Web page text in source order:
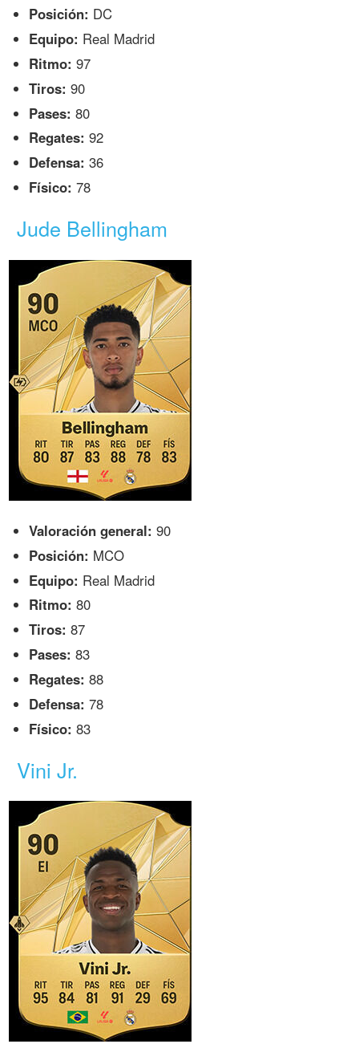
Posición: DC
Equipo: Real Madrid
Ritmo: 97
Tiros: 90
Pases: 80
Regates: 92
Defensa: 36
Físico: 78
Jude Bellingham
Valoración general: 90
Posición: MCO
Equipo: Real Madrid
Ritmo: 80
Tiros: 87
Pases: 83
Regates: 88
Defensa: 78
Físico: 83
Vini Jr.